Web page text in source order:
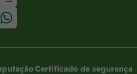
Certificado de segurança